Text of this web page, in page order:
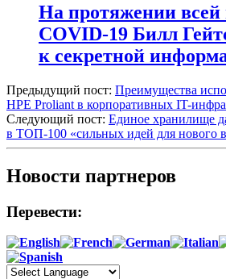
На протяжении
COVID-19 Билл
к секретной
Предыдущий пост: Преимущества
HPE Proliant в корпоративных IT-
Следующий пост: Единое хранилище
в ТОП-100 «сильных идей для нового
Новости партнеров
Перевести: